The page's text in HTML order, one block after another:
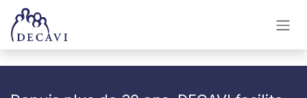
Se rendre au contenu